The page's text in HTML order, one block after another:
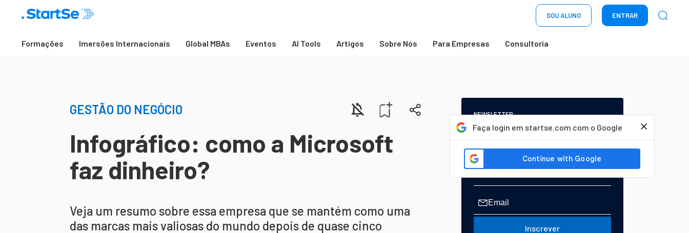
SOU ALUNO ENTRAR
Formações Imersões Internacionais Global MBAs Eventos AI Tools Artigos Sobre Nós Para Empresas Consultoria
Faça login em startse.com com o Google
GESTÃO DO NEGÓCIO
Infográfico: como a Microsoft
faz dinheiro?
Veja um resumo sobre essa empresa que se mantém como uma
das marcas mais valiosas do mundo depois de quase cinco
NEWSLETTER
Start Seu dia:
A Newsletter do AGORA!
Inscrever